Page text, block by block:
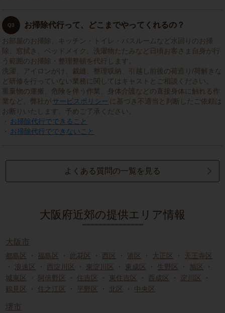
Q3 お掃除代行って、どこまでやってくれるの？
お部屋のお掃除、キッチン・トイレ・バスルームなど水回りのお掃
除、窓拭き、ベッドメイク、洗濯物たたみなど日頃お客さま自身が行
う範囲のお掃除・整理整頓を代行します。
洗濯、アイロンがけ、裁縫、整理収納、引越し前後の荷造り/荷解きな
ど研修を行っていない業務に関してはキャストとご相談ください。
重量物の運搬、危険を伴う作業、身体介護などの直接身体に触れる作
業など、弊社が サービスポリシー に基づき不適当と判断したご依頼は
お断りいたします。予めご了承ください。
・
お掃除代行でできること
・
お掃除代行でできないこと
よくある質問の一覧を見る
大阪府近郊の提供エリア情報
大阪市
都島区 ・ 福島区 ・ 此花区 ・ 西区 ・ 港区 ・ 大正区 ・
天王寺区
・ 浪速区 ・ 西淀川区 ・ 東淀川区 ・ 東成区 ・ 生野区 ・ 旭区
・
城東区
・ 阿倍野区 ・ 住吉区 ・ 東住吉区 ・ 西成区 ・ 淀川区
・
鶴見区
・ 住之江区 ・ 平野区 ・ 北区 ・ 中央区
堺市